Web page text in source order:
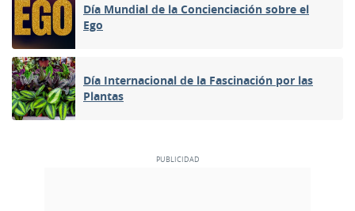
Día Mundial de la Concienciación sobre el
Ego
Día Internacional de la Fascinación por las
Plantas